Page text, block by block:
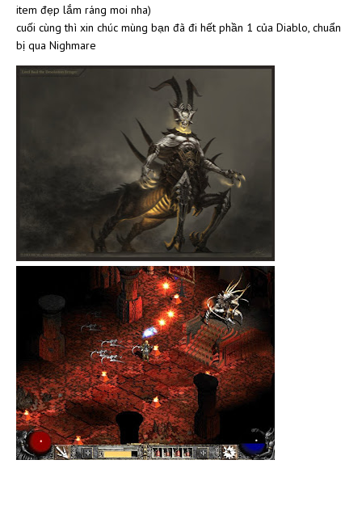
item đẹp lắm ráng moi nha)
cuối cùng thì xin chúc mùng bạn đã đi hết phần 1 của Diablo, chuẩn
bị qua Nighmare